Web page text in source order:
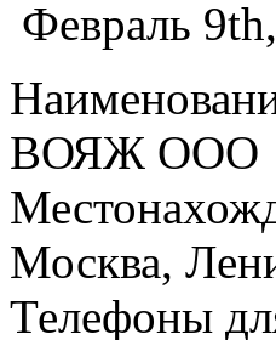
Февраль
ВОЯЖ ООО
Москва,
Телефоны